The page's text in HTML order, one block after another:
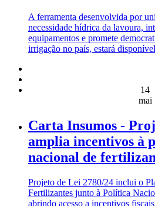
A ferramenta desenvolvida por
necessidade hídrica da lavoura,
equipamentos e promete
irrigação no país, estará
14
mai
Carta Insumos -
amplia incentivos à
nacional de
Projeto de Lei 2780/24 inclui o
Fertilizantes junto à Política
abrindo acesso a incentivos